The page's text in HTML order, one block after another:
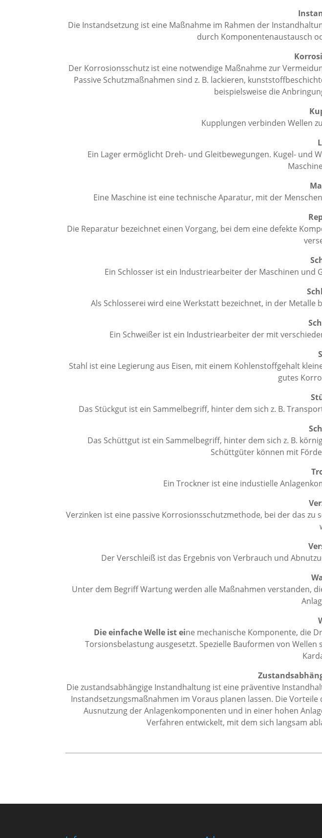
Die Instandsetzung ist eine Maßnahme im Rahmen der
durch Komponentenaustausch
Der Korrosionsschutz ist eine notwendige Maßnahme zur
Passive Schutzmaßnahmen sind z. B. lackieren,
beispielsweise die
Kupplungen verbinden Wellen
Ein Lager ermöglicht Dreh- und Gleitbewegungen. Kugel- und
Eine Maschine ist eine technische Aparatur, mit der
Die Reparatur bezeichnet einen Vorgang, bei dem eine defekte
Ein Schlosser ist ein Industriearbeiter der Maschinen
Als Schlosserei wird eine Werkstatt bezeichnet, in der
Ein Schweißer ist ein Industriearbeiter der mit
Stahl ist eine Legierung aus Eisen, mit einem Kohlenstoffgehalt
gutes
Das Stückgut ist ein Sammelbegriff, hinter dem sich z. B.
Das Schüttgut ist ein Sammelbegriff, hinter dem sich z. B.
Schüttgüter können mit
Ein Trockner ist eine industielle
Verzinken ist eine passive Korrosionsschutzmethode, bei der das
Der Verschleiß ist das Ergebnis von Verbrauch und
Unter dem Begriff Wartung werden alle Maßnahmen verstanden,
Die einfache Welle ist eine mechanische Komponente, die
Torsionsbelastung ausgesetzt. Spezielle Bauformen von
Die zustandsabhängige Instandhaltung ist eine präventive
Instandsetzungsmaßnahmen im Voraus planen lassen. Die
Ausnutzung der Anlagenkomponenten und in einer hohen
Verfahren entwickelt, mit dem sich langsam